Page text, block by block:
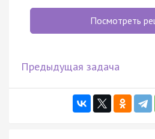
Посмотреть
Предыдущая задача